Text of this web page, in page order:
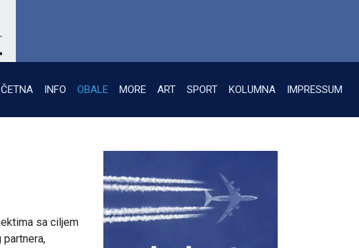
INFO OBALE MORE ART SPORT KOLUMNA IMPRESSUM
sa ciljem